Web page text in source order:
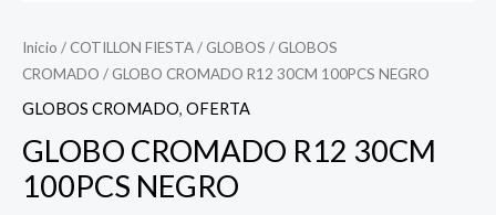
Inicio / COTILLON FIESTA/ GLOBOS / GLOBOS
CROMADO / GLOBO CROMADO R12 30CM 100PCS NEGRO
GLOBOS CROMADO, OFERTA
GLOBO CROMADO R12 30CM
100PCS NEGRO